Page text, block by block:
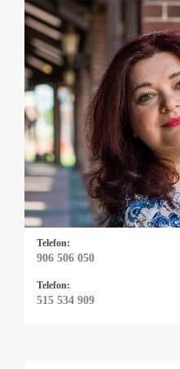
Telefon:
906 506 050
Telefon:
515 534 909
Jmenuji se Edita,
mariašovými i
35 let. K výkladu karet
touha si nechat vyložit
která mi sdělila, že
abych získala
Těším se